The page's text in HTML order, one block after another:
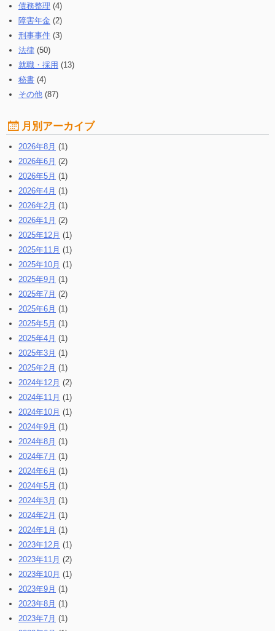
債務整理 (4)
障害年金 (2)
刑事事件 (3)
法律 (50)
就職・採用 (13)
秘書 (4)
その他 (87)
月別アーカイブ
2026年8月 (1)
2026年6月 (2)
2026年5月 (1)
2026年4月 (1)
2026年2月 (1)
2026年1月 (2)
2025年12月 (1)
2025年11月 (1)
2025年10月 (1)
2025年9月 (1)
2025年7月 (2)
2025年6月 (1)
2025年5月 (1)
2025年4月 (1)
2025年3月 (1)
2025年2月 (1)
2024年12月 (2)
2024年11月 (1)
2024年10月 (1)
2024年9月 (1)
2024年8月 (1)
2024年7月 (1)
2024年6月 (1)
2024年5月 (1)
2024年3月 (1)
2024年2月 (1)
2024年1月 (1)
2023年12月 (1)
2023年11月 (2)
2023年10月 (1)
2023年9月 (1)
2023年8月 (1)
2023年7月 (1)